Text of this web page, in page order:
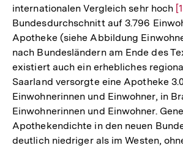
internationalen Vergleich sehr hoch
Bundesdurchschnitt auf 3.796
Apotheke (siehe Abbildung
nach Bundesländern am Ende des
existiert auch ein erhebliches
Saarland versorgte eine Apotheke
Einwohnerinnen und Einwohner, in
Einwohnerinnen und Einwohner.
Apothekendichte in den neuen
deutlich niedriger als im Westen,